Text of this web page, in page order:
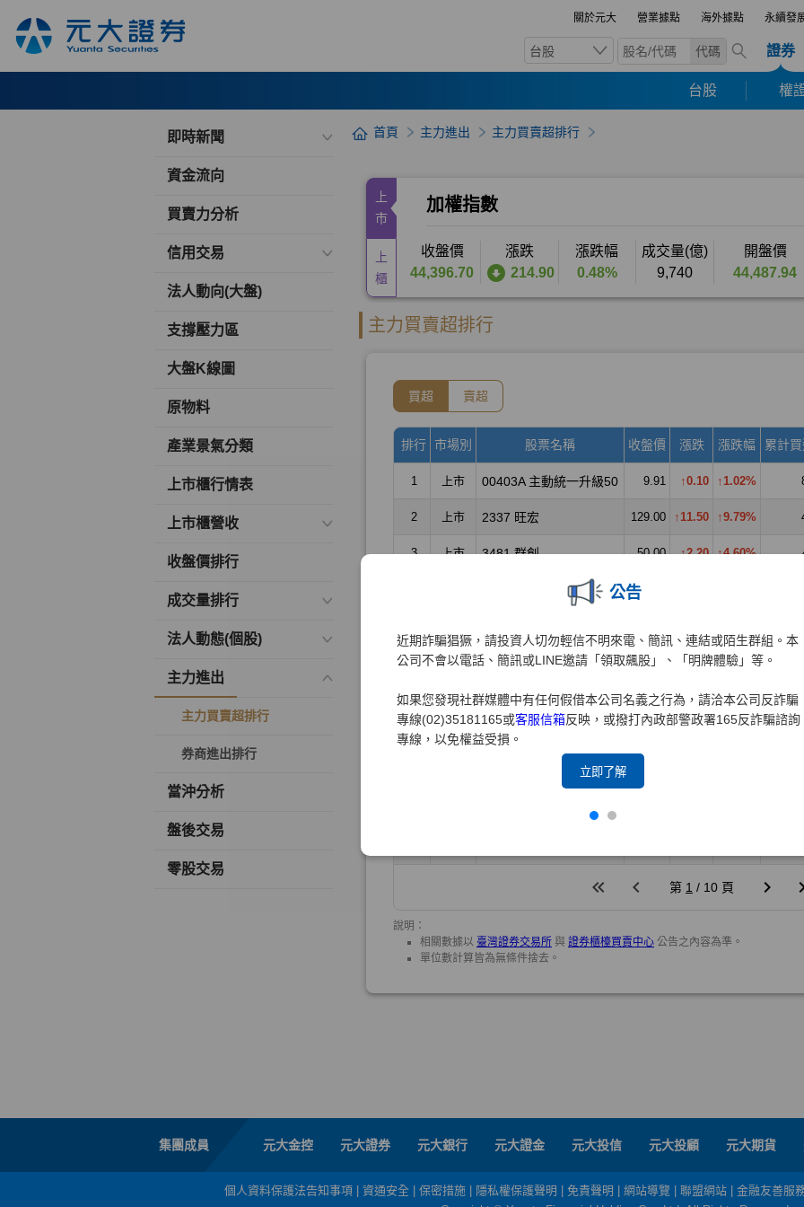
關於元大 營業據點 海外據點 永續發
台股 代碼 證券
台股 權
公告
近期詐騙猖獗，請投資人切勿輕信不明來電、簡訊、連結或陌生群組。本
公司不會以電話、簡訊或LINE邀請「領取飆股」、「明牌體驗」等。
如果您發現社群媒體中有任何假借本公司名義之行為，請洽本公司反詐騙
專線(02)35181165或客服信箱反映，或撥打內政部警政署165反詐騙諮詢
專線，以免權益受損。
立即了解
即時新聞
資金流向
買賣力分析
信用交易
法人動向(大盤)
支撐壓力區
大盤K線圖
原物料
產業景氣分類
上市櫃行情表
上市櫃營收
收盤價排行
成交量排行
法人動態(個股)
主力進出
主力買賣超排行
券商進出排行
當沖分析
盤後交易
零股交易
首頁 主力進出 主力買賣超排行
集團成員 元大金控 元大證券 元大銀行 元大證金 元大投信 元大投顧 元大期貨
個人資料保護法告知事項 資通安全 保密措施 隱私權保護聲明 免責聲明 網站導覽 聯盟網站
金融友善服